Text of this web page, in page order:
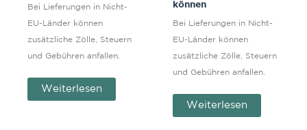
Bei Lieferungen in Nicht-
EU-Länder können
zusätzliche Zölle, Steuern
und Gebühren anfallen.
Weiterlesen
können
Bei Lieferungen in Nicht-
EU-Länder können
zusätzliche Zölle, Steuern
und Gebühren anfallen.
Weiterlesen